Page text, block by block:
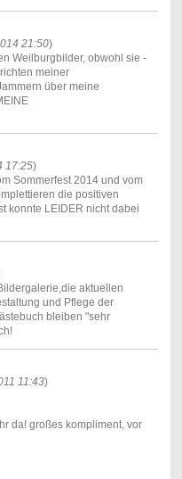
21:50)
Weilburgbilder, obwohl sie -
meiner
über meine
17:25)
Sommerfest 2014 und vom
die positiven
konnte LEIDER nicht dabei
aktuellen
und Pflege der
bleiben "sehr
11:43)
da! großes kompliment, vor